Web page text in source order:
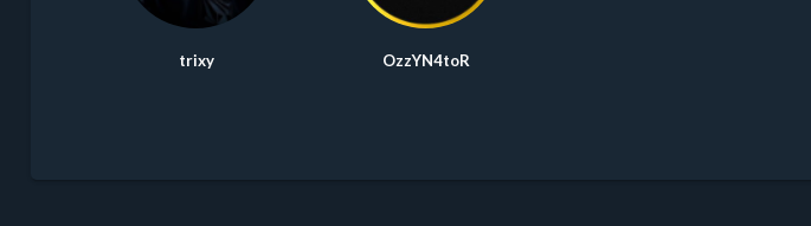
trixy OzzYN4toR